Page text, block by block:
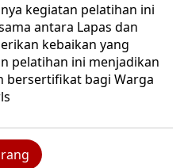
kegiatan pelatihan ini
antara Lapas dan
kebaikan yang
pelatihan ini menjadikan
bersertifikat bagi Warga